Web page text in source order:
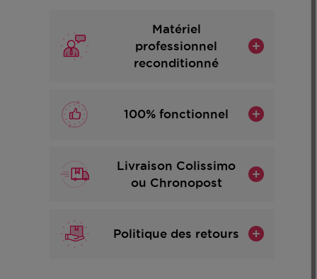
Matériel
professionnel
reconditionné
100% fonctionnel
Livraison Colissimo
ou Chronopost
Politique des retours